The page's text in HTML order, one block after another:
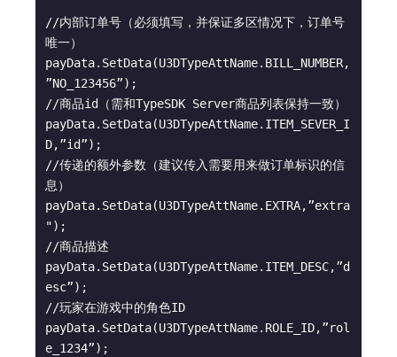
//内部订单号（必须填写，并保证多区情况下，订单号
唯一）
payData.SetData(U3DTypeAttName.BILL_NUMBER,
”NO_123456”);
//商品id（需和TypeSDK Server商品列表保持一致）
payData.SetData(U3DTypeAttName.ITEM_SEVER_I
D,”id”);
//传递的额外参数（建议传入需要用来做订单标识的信
息）
payData.SetData(U3DTypeAttName.EXTRA,”extra
");
//商品描述
payData.SetData(U3DTypeAttName.ITEM_DESC,”d
esc”);
//玩家在游戏中的角色ID
payData.SetData(U3DTypeAttName.ROLE_ID,”rol
e_1234”);